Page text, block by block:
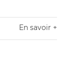
En savoir +